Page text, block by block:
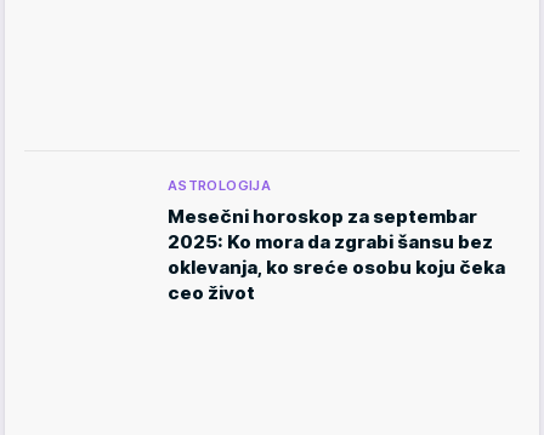
ASTROLOGIJA
Mesečni horoskop za septembar
2025: Ko mora da zgrabi šansu bez
oklevanja, ko sreće osobu koju čeka
ceo život